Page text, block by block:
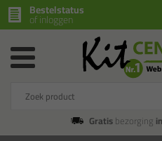
Bestelstatus
of inloggen
Gratisbezorging